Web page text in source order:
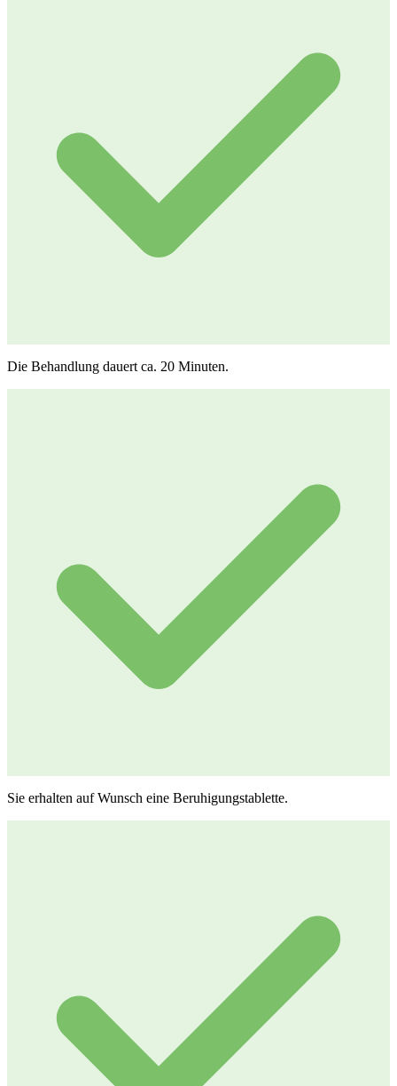
Die Behandlung dauert ca. 20 Minuten.
Sie erhalten auf Wunsch eine Beruhigungstablette.